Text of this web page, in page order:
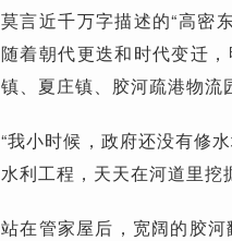
莫言近千万字描述的“高密
随着朝代更迭和时代变迁
镇、夏庄镇、胶河疏港物流
“我小时候，政府还没有修
水利工程，天天在河道里挖
站在管家屋后，宽阔的胶